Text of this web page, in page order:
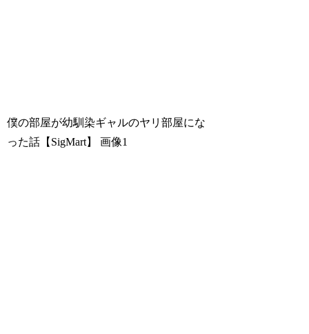
僕の部屋が幼馴染ギャルのヤリ部屋にな
った話【SigMart】 画像1